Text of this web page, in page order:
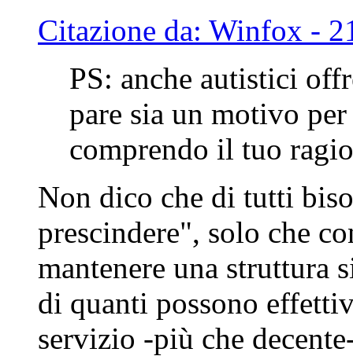
Citazione da: Winfox -
PS: anche autistici
pare sia un motivo
comprendo il tuo
Non dico che di tutti
prescindere", solo che
mantenere una struttura
di quanti possono
servizio -più che